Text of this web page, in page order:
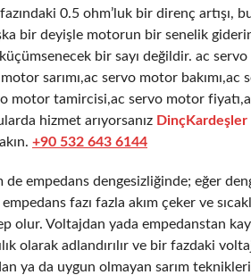
0.5 ohm’luk bir direnç artışı,
bir deyişle motorun bir senelik
bir sayı değildir. ac
sarımı,ac servo motor
motor tamircisi,ac servo motor
hizmet arıyorsanız DinçKardeşler
+90 532 643 6144
de empedans dengesizliğinde; eğer
fazı fazla akım çeker ve
olur. Voltajdan yada empedanstan
olarak adlandırılır ve bir fazdaki
ya da uygun olmayan sarım